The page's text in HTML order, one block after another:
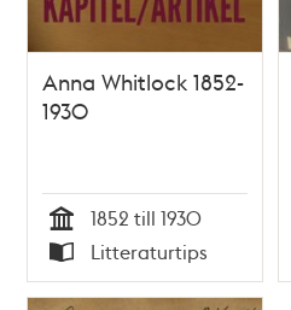
Anna Whitlock 1852-
1930
Tid
1852 till 1930
Typ
Litteraturtips